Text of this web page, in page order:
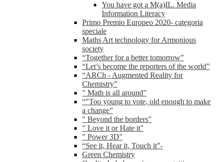
You have got a M(a)IL. Media
Information Literacy
Primo Premio Europeo 2020- categoria
speciale
Maths Art technology for Armonious
society
“Together for a better tomorrow”
“Let’s become the reporters of the world”
“ARCh - Augmented Reality for
Chemistry”
" Math is all around"
“"Too young to vote, old enough to make
a change”
" Beyond the borders"
" Love it or Hate it"
" Power 3D"
“See it, Hear it, Touch it”-
Green Chemistry